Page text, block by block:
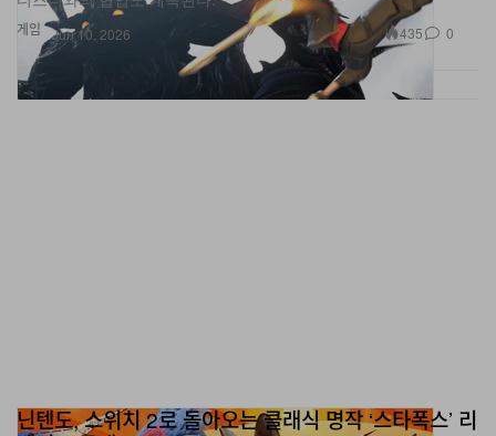
게임 Jun 10, 2026 435 0
닌텐도, 스위치 2로 돌아오는 클래식 명작 ‘스타폭스’ 리